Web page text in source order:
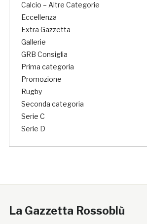
Calcio – Altre Categorie
Eccellenza
Extra Gazzetta
Gallerie
GRB Consiglia
Prima categoria
Promozione
Rugby
Seconda categoria
Serie C
Serie D
La Gazzetta Rossoblù